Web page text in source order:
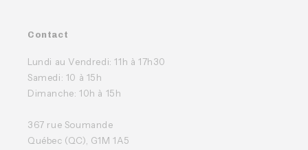
Contact
Lundi au Vendredi: 11h à 17h30
Samedi: 10 à 15h
Dimanche: 10h à 15h
367 rue Soumande
Québec (QC), G1M 1A5